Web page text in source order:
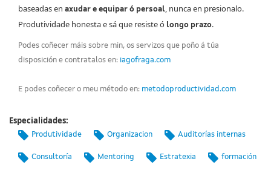
baseadas en axudar e equipar ó persoal, nunca en presionalo.
Produtividade honesta e sá que resiste ó longo prazo.
Podes coñecer máis sobre min, os servizos que poño á túa
disposición e contratalos en: iagofraga.com
E podes coñecer o meu método en: metodoproductividad.com
Especialidades:
Produtividade Organizacion Auditorías internas
Consultoría Mentoring Estratexia formación